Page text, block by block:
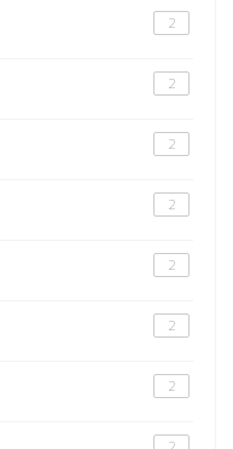
2
2
2
2
2
2
2